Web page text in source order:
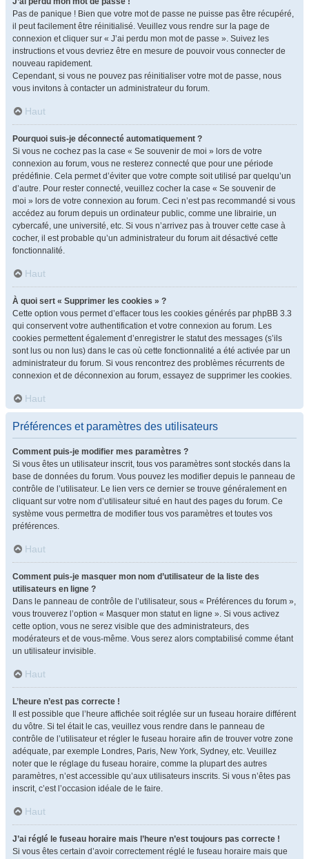
Pas de panique ! Bien que votre mot de passe ne puisse pas être récupéré,
il peut facilement être réinitialisé. Veuillez vous rendre sur la page de
connexion et cliquer sur « J’ai perdu mon mot de passe ». Suivez les
instructions et vous devriez être en mesure de pouvoir vous connecter de
nouveau rapidement.
Cependant, si vous ne pouvez pas réinitialiser votre mot de passe, nous
vous invitons à contacter un administrateur du forum.
Haut
Pourquoi suis-je déconnecté automatiquement ?
Si vous ne cochez pas la case « Se souvenir de moi » lors de votre
connexion au forum, vous ne resterez connecté que pour une période
prédéfinie. Cela permet d’éviter que votre compte soit utilisé par quelqu’un
d’autre. Pour rester connecté, veuillez cocher la case « Se souvenir de
moi » lors de votre connexion au forum. Ceci n’est pas recommandé si vous
accédez au forum depuis un ordinateur public, comme une librairie, un
cybercafé, une université, etc. Si vous n’arrivez pas à trouver cette case à
cocher, il est probable qu’un administrateur du forum ait désactivé cette
fonctionnalité.
Haut
À quoi sert « Supprimer les cookies » ?
Cette option vous permet d’effacer tous les cookies générés par phpBB 3.3
qui conservent votre authentification et votre connexion au forum. Les
cookies permettent également d’enregistrer le statut des messages (s’ils
sont lus ou non lus) dans le cas où cette fonctionnalité a été activée par un
administrateur du forum. Si vous rencontrez des problèmes récurrents de
connexion et de déconnexion au forum, essayez de supprimer les cookies.
Haut
Préférences et paramètres des utilisateurs
Comment puis-je modifier mes paramètres ?
Si vous êtes un utilisateur inscrit, tous vos paramètres sont stockés dans la
base de données du forum. Vous pouvez les modifier depuis le panneau de
contrôle de l’utilisateur. Le lien vers ce dernier se trouve généralement en
cliquant sur votre nom d’utilisateur situé en haut des pages du forum. Ce
système vous permettra de modifier tous vos paramètres et toutes vos
préférences.
Haut
Comment puis-je masquer mon nom d’utilisateur de la liste des
utilisateurs en ligne ?
Dans le panneau de contrôle de l’utilisateur, sous « Préférences du forum »,
vous trouverez l’option « Masquer mon statut en ligne ». Si vous activez
cette option, vous ne serez visible que des administrateurs, des
modérateurs et de vous-même. Vous serez alors comptabilisé comme étant
un utilisateur invisible.
Haut
L’heure n’est pas correcte !
Il est possible que l’heure affichée soit réglée sur un fuseau horaire différent
du vôtre. Si tel était le cas, veuillez vous rendre dans le panneau de
contrôle de l’utilisateur et régler le fuseau horaire afin de trouver votre zone
adéquate, par exemple Londres, Paris, New York, Sydney, etc. Veuillez
noter que le réglage du fuseau horaire, comme la plupart des autres
paramètres, n’est accessible qu’aux utilisateurs inscrits. Si vous n’êtes pas
inscrit, c’est l’occasion idéale de le faire.
Haut
J’ai réglé le fuseau horaire mais l’heure n’est toujours pas correcte !
Si vous êtes certain d’avoir correctement réglé le fuseau horaire mais que